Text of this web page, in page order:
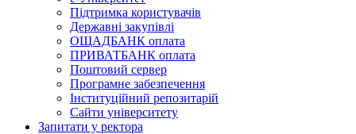
Підтримка користувачів
Державні закупівлі
ОЩАДБАНК оплата
ПРИВАТБАНК оплата
Поштовий сервер
Програмне забезпечення
Інституційний репозитарій
Сайти університету
Запитати у ректора